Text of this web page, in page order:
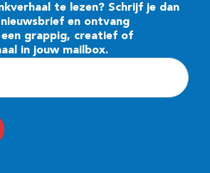
te lezen? Schrijf je dan
en ontvang
grappig, creatief of
in jouw mailbox.